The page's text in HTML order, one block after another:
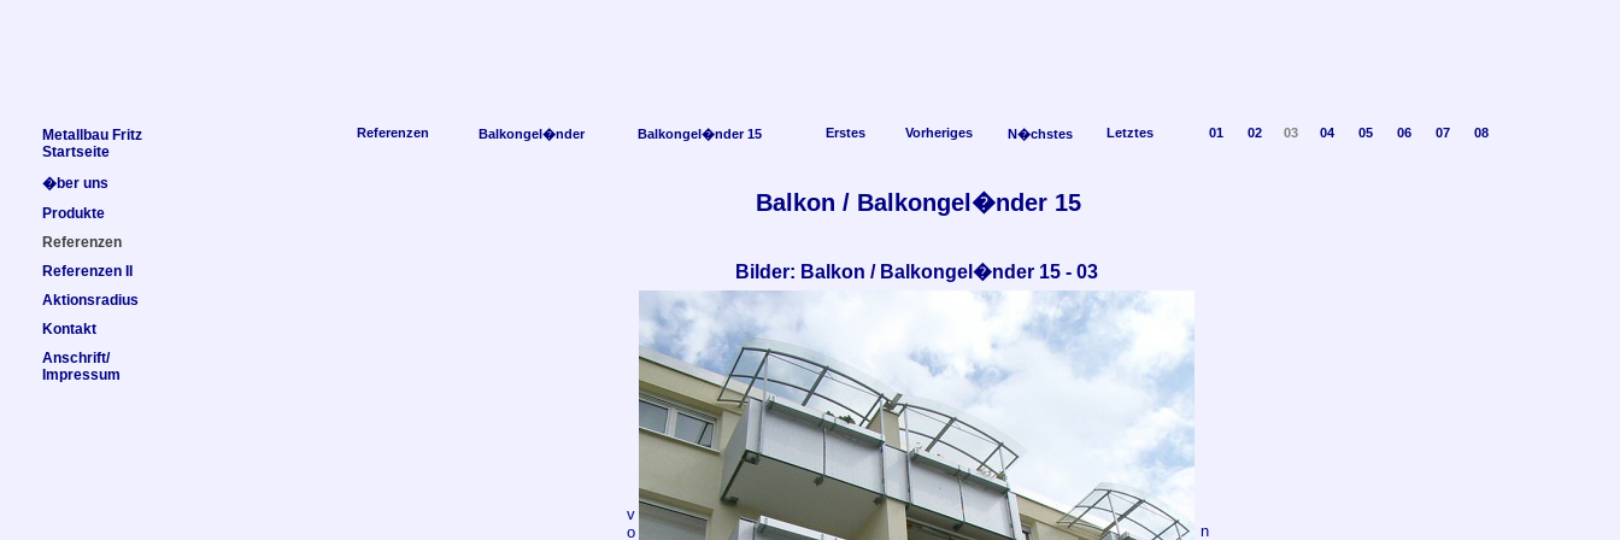
Referenzen Balkongel�nder Balkongel�nder 15 Erstes Vorheriges N�chstes Letztes 01 02 03 04 05 06 07 08
Balkon / Balkongel�nder 15
v
o
Bilder: Balkon / Balkongel�nder 15 - 03
n
Metallbau Fritz
Startseite
�ber uns
Produkte
Referenzen
Referenzen II
Aktionsradius
Kontakt
Anschrift/
Impressum